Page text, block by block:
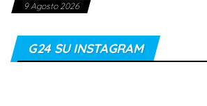
9 Agosto 2026
G24 SU INSTAGRAM